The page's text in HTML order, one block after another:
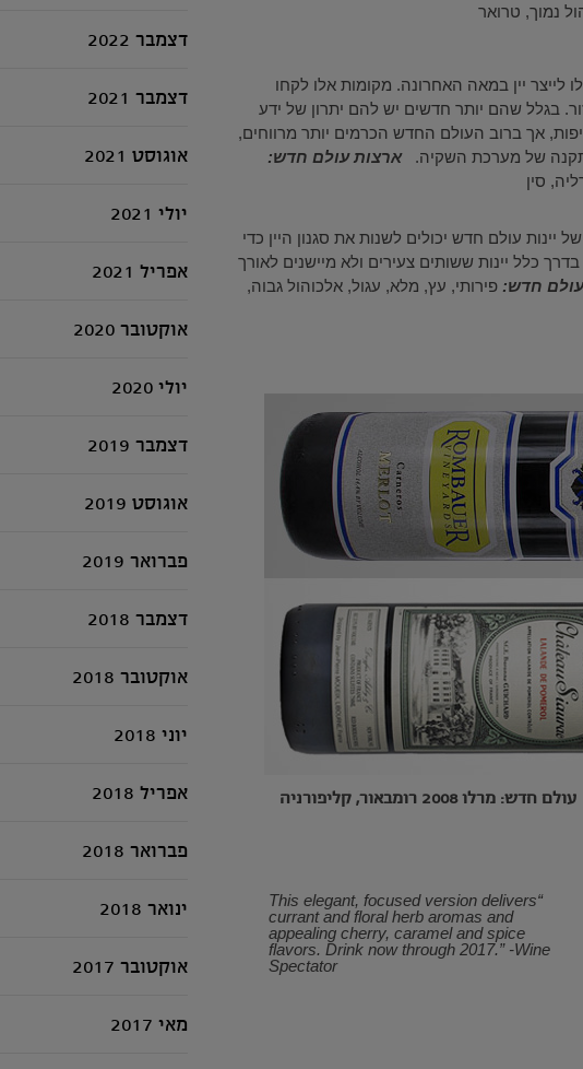
נמוך, טרואר
יין במאה האחרונה. מקומות אלו לקחו
בגלל שהם יותר חדשים יש להם יתרון של ידע
אך ברוב העולם החדש הכרמים יותר מרווחים,
של מערכת השקיה.ארצות עולם חדש:
סין
יינות עולם חדש יכולים לשנות את סגנון היין כדי
כלל יינות ששותים צעירים ולא מיישנים לאורך
חדש: פירותי, עץ, מלא, עגול, אלכוהול גבוה,
עולם חדש: מרלו 2008 רומבאור, קליפורניה
“This elegant, focused version delivers
currant and floral herb aromas and
appealing cherry, caramel and spice
flavors. Drink now through 2017.” -Wine
Spectator
דצמבר 2022
דצמבר 2021
אוגוסט 2021
יולי 2021
אפריל 2021
אוקטובר 2020
יולי 2020
דצמבר 2019
אוגוסט 2019
פברואר 2019
דצמבר 2018
אוקטובר 2018
יוני 2018
אפריל 2018
פברואר 2018
ינואר 2018
אוקטובר 2017
מאי 2017